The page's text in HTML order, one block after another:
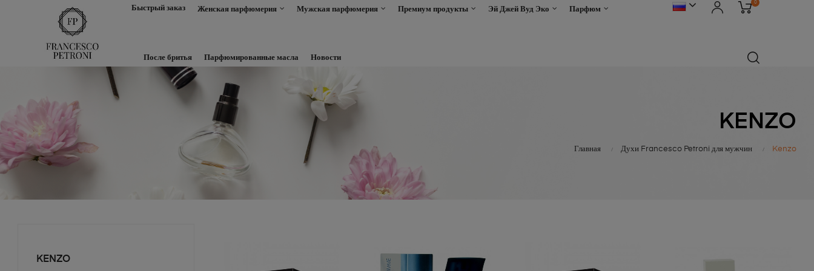
Быстрый заказ Женская парфюмерия Мужская парфюмерия Премиум продукты Эй Джей Вуд Эко Парфюм
После бритья Парфюмированные масла Новости
0
KENZO
Главная Духи Francesco Petroni для мужчин Kenzo
KENZO